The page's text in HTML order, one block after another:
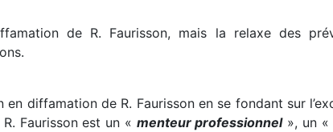
de R. Faurisson, mais la relaxe des
diffamation de R. Faurisson en se fondant sur
Faurisson est un « menteur professionnel», un «